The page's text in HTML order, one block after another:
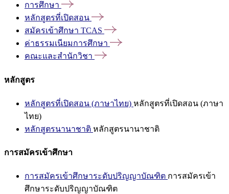
การศึกษา
หลักสูตรที่เปิดสอน
สมัครเข้าศึกษา TCAS
ค่าธรรมเนียมการศึกษา
คณะและสำนักวิชา
หลักสูตร
หลักสูตรที่เปิดสอน (ภาษาไทย) หลักสูตรที่เปิดสอน (ภาษา
ไทย)
หลักสูตรนานาชาติ หลักสูตรนานาชาติ
การสมัครเข้าศึกษา
การสมัครเข้าศึกษาระดับปริญญาบัณฑิต การสมัครเข้า
ศึกษาระดับปริญญาบัณฑิต